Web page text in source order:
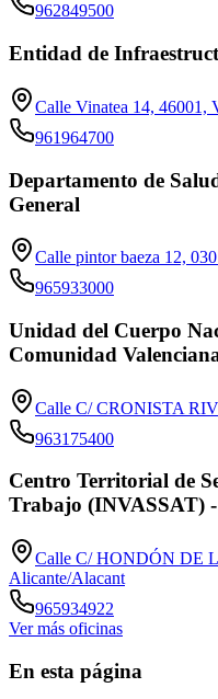
962849500
Entidad de
Calle Vinatea 14, 46001,
961964700
Departamento de
General
Calle pintor baeza 12,
965933000
Unidad del Cuerpo
Comunidad
Calle C/ CRONISTA
963175400
Centro Territorial de
Trabajo (INVASSAT)
Calle C/ HONDÓN DE
Alicante/Alacant
965934922
Ver más oficinas
En esta página